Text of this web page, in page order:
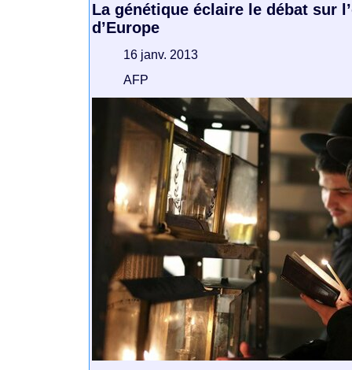
La génétique éclaire le débat sur
d’Europe
16 janv. 2013
AFP